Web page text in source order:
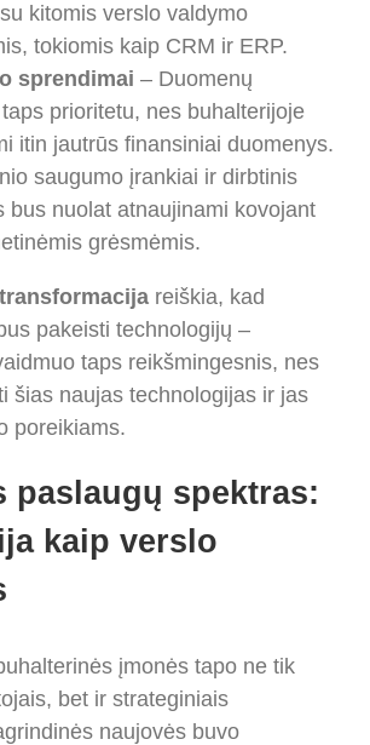
kitomis verslo valdymo
tokiomis kaip CRM ir ERP.
sprendimai – Duomenų
prioritetu, nes buhalterijoje
itin jautrūs finansiniai duomenys.
saugumo įrankiai ir dirbtinis
bus nuolat atnaujinami kovojant
grėsmėmis.
reiškia, kad
pakeisti technologijų –
taps reikšmingesnis, nes
šias naujas technologijas ir jas
poreikiams.
paslaugų spektras:
kaip verslo
įmonės tapo ne tik
bet ir strateginiais
naujovės buvo